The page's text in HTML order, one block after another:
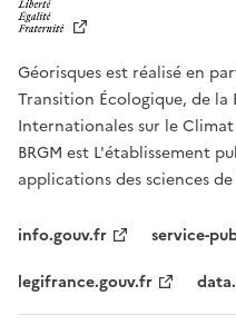
Géorisques est réalisé en
Transition Écologique, de
Internationales sur le
BRGM est L'établissement
applications des sciences
info.gouv.fr
service-
legifrance.gouv.fr